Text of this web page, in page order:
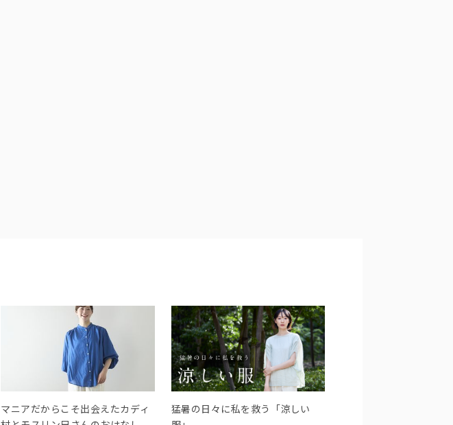
マニアだからこそ出会えたカディ
猛暑の日々に私を救う「涼しい